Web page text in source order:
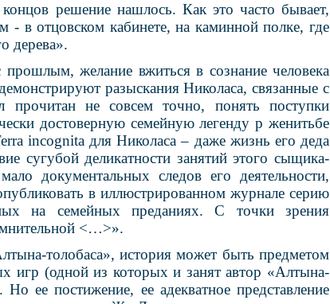
решение нашлось. Как это часто бывает,
в отцовском кабинете, на каминной полке, где
дерева».
желание вжиться в сознание человека
разыскания Николаса, связанные с
прочитан не совсем точно, понять поступки
достоверную семейную легенду р женитьбе
incognita для Николаса – даже жизнь его деда
сугубой деликатности занятий этого сыщика-
документальных следов его деятельности,
в иллюстрированном журнале серию
на семейных преданиях. С точки зрения
<…>».
толобаса», история может быть предметом
игр (одной из которых и занят автор «Алтына-
ее постижение, ее адекватное представление